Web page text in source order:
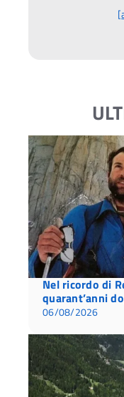
[
Nel ricordo di
quarant’anni
06/08/2026